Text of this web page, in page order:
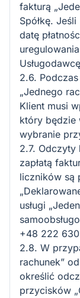
fakturą
Spółkę.
datę
2.6.
„Jednego
Klient musi
który będzie
wybranie
2.7.
zapłatą
liczników są
usługi
+48 222
2.8. W
rachunek”
określić
przycisków